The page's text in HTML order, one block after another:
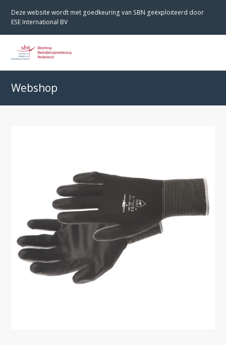
Deze website wordt met goedkeuring van SBN geëxploiteerd door
ESE International BV
Webshop